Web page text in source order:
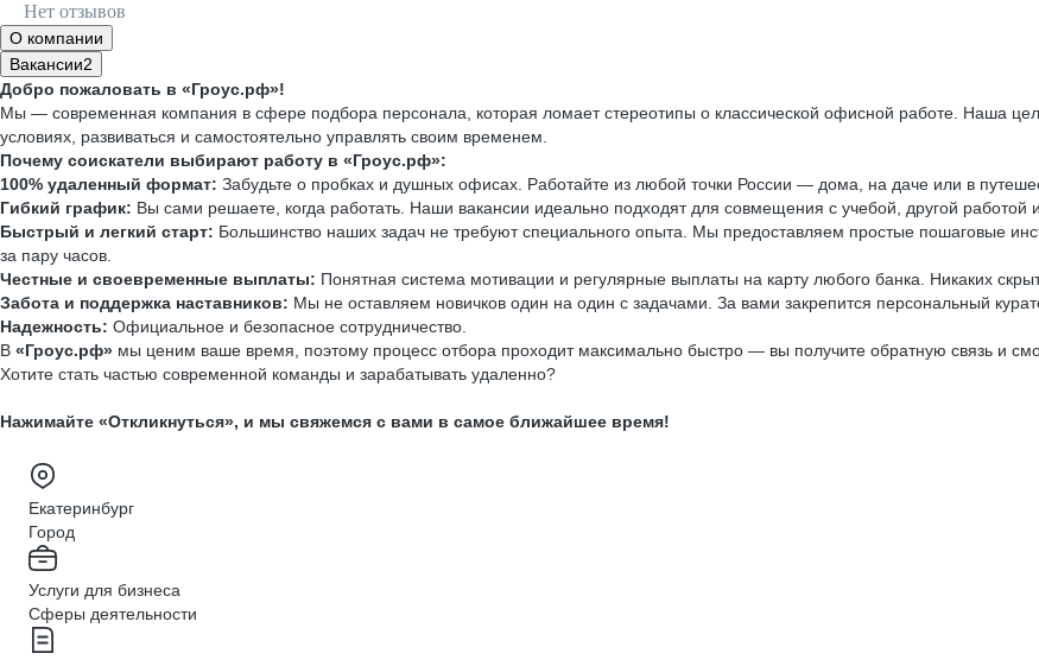
Нет отзывов
О компании
Вакансии2
Добро пожаловать в «Гроус.рф»!
Мы — современная компания в сфере подбора персонала, которая ломает стереотипы о классической офисной работе. Наша
условиях, развиваться и самостоятельно управлять своим временем.
Почему соискатели выбирают работу в «Гроус.рф»:
100% удаленный формат: Забудьте о пробках и душных офисах. Работайте из любой точки России — дома, на даче или в
Гибкий график: Вы сами решаете, когда работать. Наши вакансии идеально подходят для совмещения с учебой, другой работой
Быстрый и легкий старт: Большинство наших задач не требуют специального опыта. Мы предоставляем простые пошаговые
за пару часов.
Честные и своевременные выплаты: Понятная система мотивации и регулярные выплаты на карту любого банка. Никаких
Забота и поддержка наставников: Мы не оставляем новичков один на один с задачами. За вами закрепится персональный
Надежность: Официальное и безопасное сотрудничество.
В «Гроус.рф» мы ценим ваше время, поэтому процесс отбора проходит максимально быстро — вы получите обратную связь и
Хотите стать частью современной команды и зарабатывать удаленно?
Нажимайте «Откликнуться», и мы свяжемся с вами в самое ближайшее время!
Екатеринбург
Город
Услуги для бизнеса
Сферы деятельности